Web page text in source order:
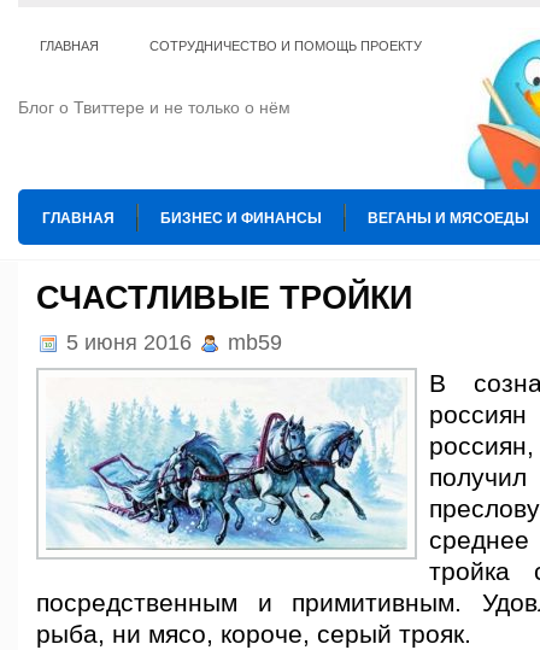
ГЛАВНАЯ СОТРУДНИЧЕСТВО И ПОМОЩЬ ПРОЕКТУ
Блог о Твиттере и не только о нём
ГЛАВНАЯ БИЗНЕС И ФИНАНСЫ ВЕГАНЫ И МЯСОЕДЫ
СЧАСТЛИВЫЕ ТРОЙКИ
5 июня 2016 mb59
В
тройка
посредственным и примитивным.
рыба, ни мясо, короче, серый трояк.